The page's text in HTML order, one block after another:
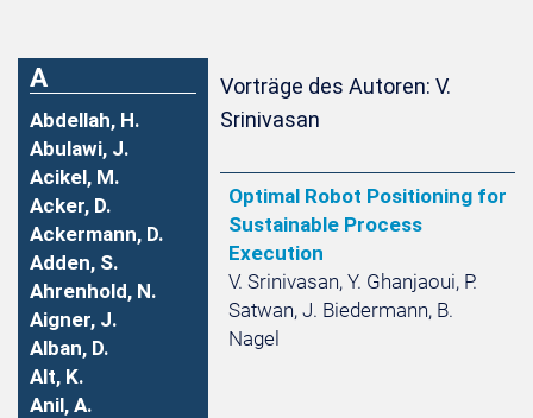
A
Abdellah, H.
Abulawi, J.
Acikel, M.
Acker, D.
Ackermann, D.
Adden, S.
Ahrenhold, N.
Aigner, J.
Alban, D.
Alt, K.
Anil, A.
Vorträge des Autoren: V.
Srinivasan
Optimal Robot Positioning for
Sustainable Process
Execution
V. Srinivasan, Y. Ghanjaoui, P.
Satwan, J. Biedermann, B.
Nagel